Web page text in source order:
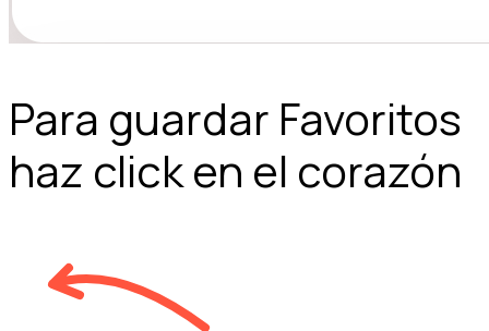
Para guardar Favoritos
haz click en el corazón